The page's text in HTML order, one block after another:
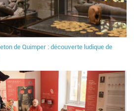
de Quimper : découverte ludique de